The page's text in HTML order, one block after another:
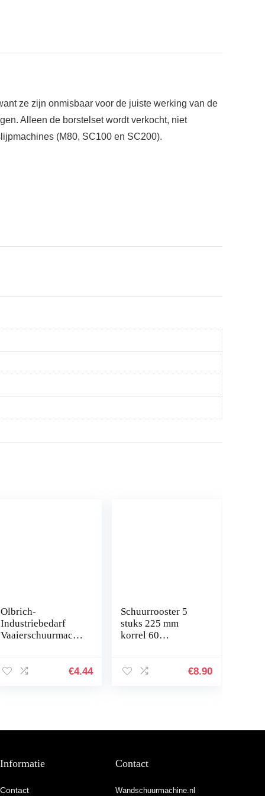
ze zijn onmisbaar voor de juiste werking van de
Alleen de borstelset wordt verkocht, niet
(M80, SC100 en SC200).
Olbrich-
Industriebedarf
Vaaierschuurmachi
schuurvlies korrel
€4.44
Schuurrooster 5
stuks 225 mm
korrel 60
schuurbladen
€8.90
Informatie
Contact
Contact
Wandschuurmachine.nl